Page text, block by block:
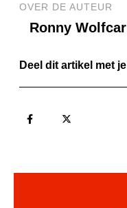
OVER DE AUTEUR
Ronny
Deel dit artikel met